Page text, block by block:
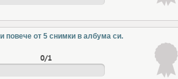
повече от 5 снимки в албума си.
0/1